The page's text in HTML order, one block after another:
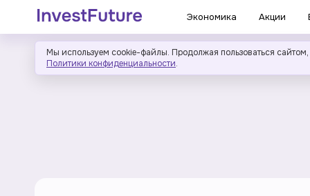
Экономика Акции
Мы используем cookie-файлы. Продолжая пользоваться
Политики конфиденциальности.